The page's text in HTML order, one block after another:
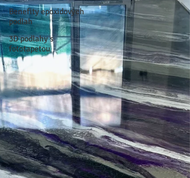
Benefity epoxidových
podlah
3D podlahy s
fototapetou